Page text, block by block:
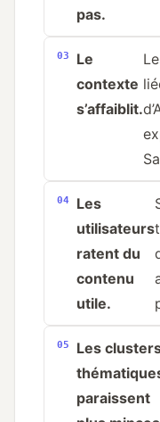
pas.
Le
contexte
s’affaiblit.
Les
utilisateurs
ratent du
contenu
utile.
Les
paraissent